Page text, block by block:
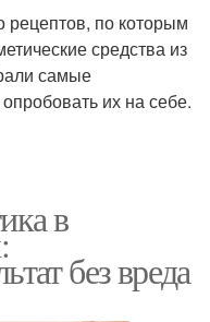
рецептов, по которым
средства из
самые
их на себе.
в
без вреда